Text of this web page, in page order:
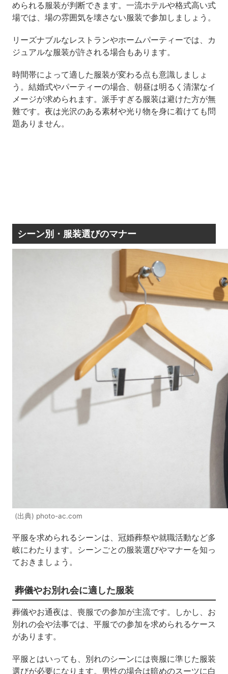
められる服装が判断できます。一流ホテルや格式高い式
場では、場の雰囲気を壊さない服装で参加しましょう。
リーズナブルなレストランやホームパーティーでは、カ
ジュアルな服装が許される場合もあります。
時間帯によって適した服装が変わる点も意識しましょ
う。結婚式やパーティーの場合、朝昼は明るく清潔なイ
メージが求められます。派手すぎる服装は避けた方が無
難です。夜は光沢のある素材や光り物を身に着けても問
題ありません。
シーン別・服装選びのマナー
(出典) photo-ac.com
平服を求められるシーンは、冠婚葬祭や就職活動など多
岐にわたります。シーンごとの服装選びやマナーを知っ
ておきましょう。
葬儀やお別れ会に適した服装
葬儀やお通夜は、喪服での参加が主流です。しかし、お
別れの会や法事では、平服での参加を求められるケース
があります。
平服とはいっても、別れのシーンには喪服に準じた服装
選びが必要になります。男性の場合は暗めのスーツに白